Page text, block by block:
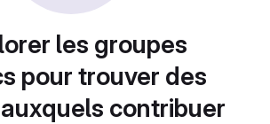
les groupes
pour trouver des
contribuer